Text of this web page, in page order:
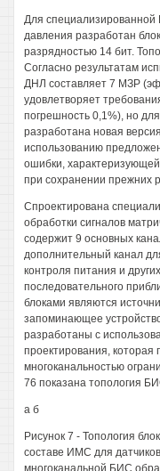
Для специализированной
давления разработан
разрядностью 14 бит.
Согласно результатам
ДНЛ составляет 7 МЗР
удовлетворяет
погрешность 0,1%), но
разработана новая
использованию
ошибки,
при сохранении прежних
Спроектирована
обработки сигналов
содержит 9 основных
дополнительный канал
контроля питания и
последовательного
блоками являются
запоминающее
разработаны с
проектирования, которая
многоканальностью
76 показана топология
а б
Рисунок 7 - Топология
составе ИМС для
многоканальной БИС